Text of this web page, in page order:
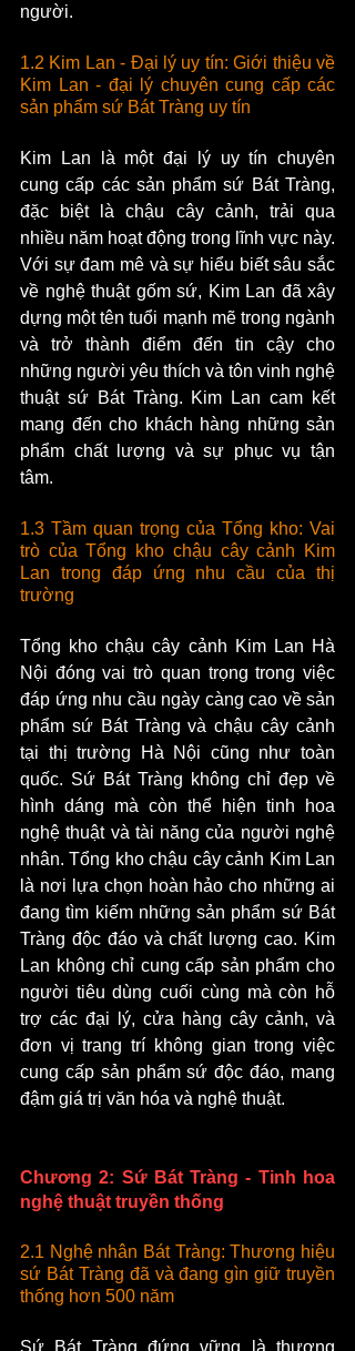
người.
1.2 Kim Lan - Đại lý uy tín: Giới thiệu về
Kim Lan - đại lý chuyên cung cấp các
sản phẩm sứ Bát Tràng uy tín
Kim Lan là một đại lý uy tín chuyên
cung cấp các sản phẩm sứ Bát Tràng,
đặc biệt là chậu cây cảnh, trải qua
nhiều năm hoạt động trong lĩnh vực này.
Với sự đam mê và sự hiểu biết sâu sắc
về nghệ thuật gốm sứ, Kim Lan đã xây
dựng một tên tuổi mạnh mẽ trong ngành
và trở thành điểm đến tin cậy cho
những người yêu thích và tôn vinh nghệ
thuật sứ Bát Tràng. Kim Lan cam kết
mang đến cho khách hàng những sản
phẩm chất lượng và sự phục vụ tận
tâm.
1.3 Tầm quan trọng của Tổng kho: Vai
trò của Tổng kho chậu cây cảnh Kim
Lan trong đáp ứng nhu cầu của thị
trường
Tổng kho chậu cây cảnh Kim Lan Hà
Nội đóng vai trò quan trọng trong việc
đáp ứng nhu cầu ngày càng cao về sản
phẩm sứ Bát Tràng và chậu cây cảnh
tại thị trường Hà Nội cũng như toàn
quốc. Sứ Bát Tràng không chỉ đẹp về
hình dáng mà còn thể hiện tinh hoa
nghệ thuật và tài năng của người nghệ
nhân. Tổng kho chậu cây cảnh Kim Lan
là nơi lựa chọn hoàn hảo cho những ai
đang tìm kiếm những sản phẩm sứ Bát
Tràng độc đáo và chất lượng cao. Kim
Lan không chỉ cung cấp sản phẩm cho
người tiêu dùng cuối cùng mà còn hỗ
trợ các đại lý, cửa hàng cây cảnh, và
đơn vị trang trí không gian trong việc
cung cấp sản phẩm sứ độc đáo, mang
đậm giá trị văn hóa và nghệ thuật.
Chương 2: Sứ Bát Tràng - Tinh hoa
nghệ thuật truyền thống
2.1 Nghệ nhân Bát Tràng: Thương hiệu
sứ Bát Tràng đã và đang gìn giữ truyền
thống hơn 500 năm
Sứ Bát Tràng đứng vững là thương